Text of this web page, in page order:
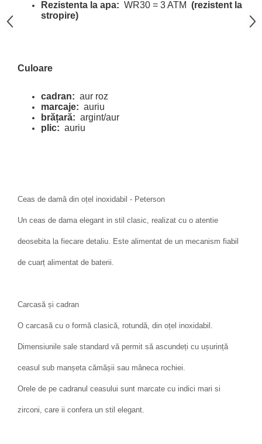
Rezistenta la apa: WR30 = 3 ATM (rezistent la
stropire)
Culoare
cadran: aur roz
marcaje: auriu
brățară: argint/aur
plic: auriu
Ceas de damă din oțel inoxidabil - Peterson
Un ceas de dama elegant in stil clasic, realizat cu o atentie
deosebita la fiecare detaliu. Este alimentat de un mecanism fiabil
de cuarț alimentat de baterii.
Carcasă și cadran
O carcasă cu o formă clasică, rotundă, din oțel inoxidabil.
Dimensiunile sale standard vă permit să ascundeți cu ușurință
ceasul sub manșeta cămășii sau mâneca rochiei.
Orele de pe cadranul ceasului sunt marcate cu indici mari si
zirconi, care ii confera un stil elegant.